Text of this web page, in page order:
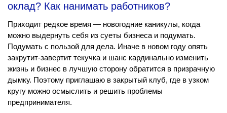
оклад? Как нанимать работников?
Приходит редкое время — новогодние каникулы, когда
можно выдернуть себя из суеты бизнеса и подумать.
Подумать с пользой для дела. Иначе в новом году опять
закрутит-завертит текучка и шанс кардинально изменить
жизнь и бизнес в лучшую сторону обратится в призрачную
дымку. Поэтому приглашаю в закрытый клуб, где в узком
кругу можно осмыслить и решить проблемы
предпринимателя.